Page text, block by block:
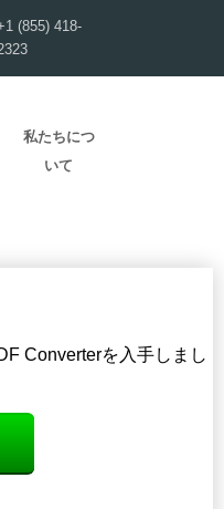
(855) 418-
私たちにつ
いて
Converterを入手しまし